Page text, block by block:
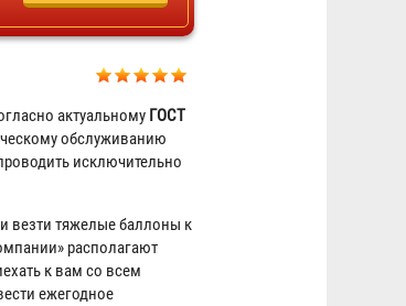
актуальному ГОСТ
обслуживанию
исключительно
везти тяжелые баллоны к
располагают
к вам со всем
ежегодное